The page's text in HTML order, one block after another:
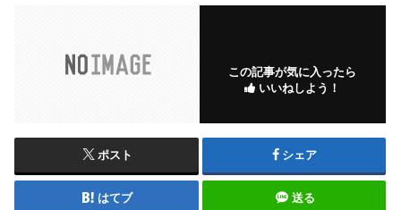
この記事が気に入ったら
いいねしよう！
ポスト シェア
はてブ 送る